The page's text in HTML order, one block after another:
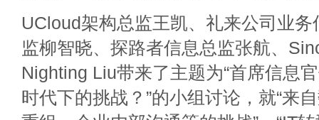
UCloud架构总监王凯、礼来公司业
监柳智晓、探路者信息总监张航、
Nighting Liu带来了主题为“首席信息
时代下的挑战？”的小组讨论，就“来